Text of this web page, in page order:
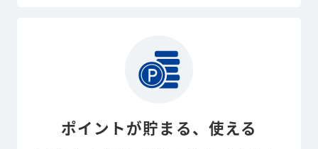
ポイントが貯まる、使える